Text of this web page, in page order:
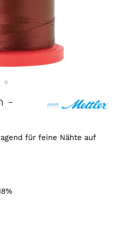
-
für feine Nähte auf